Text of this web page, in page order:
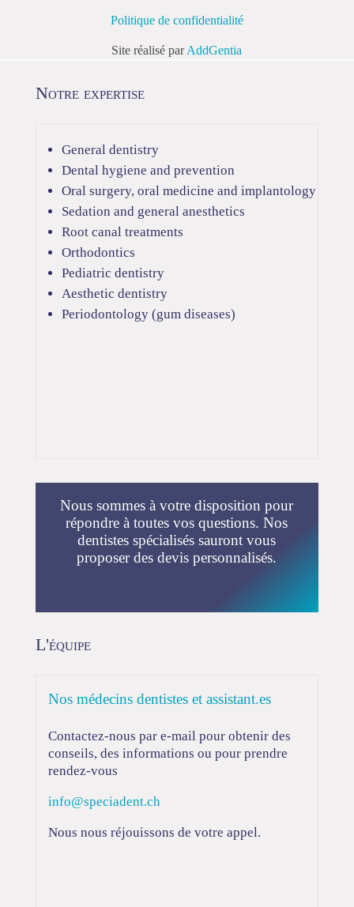
Politique de confidentialité
Site réalisé parAddGentia
Notre expertise
General dentistry
Dental hygiene and prevention
Oral surgery, oral medicine and implantology
Sedation and general anesthetics
Root canal treatments
Orthodontics
Pediatric dentistry
Aesthetic dentistry
Periodontology (gum diseases)
Nous sommes à votre disposition pour
répondre à toutes vos questions. Nos
dentistes spécialisés sauront vous
proposer des devis personnalisés.
L'équipe
Nos médecins dentistes et assistant.es
Contactez-nous par e-mail pour obtenir des
conseils, des informations ou pour prendre
rendez-vous
info@speciadent.ch
Nous nous réjouissons de votre appel.